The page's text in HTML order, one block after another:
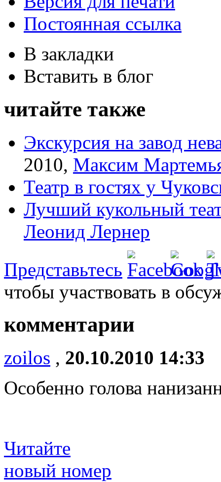
Постоянная ссылка
В закладки
Вставить в блог
читайте также
Экскурсия на завод
2010, Максим
Театр в гостях у
Лучший кукольный
Леонид Лернер
Представьтесь
чтобы участвовать в
комментарии
zoilos , 20.10.2010 14:33
Особенно голова
Читайте
новый номер